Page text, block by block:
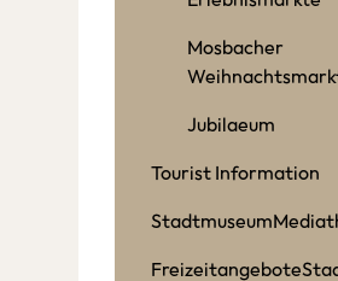
Mosbacher
Jubilaeum
Tourist Information
Stadtmuseum
Freizeitangebote